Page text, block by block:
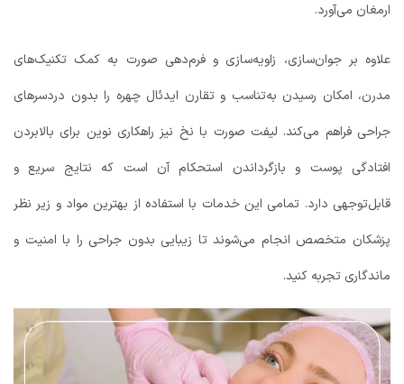
ارمغان می‌آورد.
علاوه بر جوان‌سازی، زاویه‌سازی و فرم‌دهی صورت به کمک تکنیک‌های
مدرن، امکان رسیدن به‌تناسب و تقارن ایدئال چهره را بدون دردسرهای
جراحی فراهم می‌کند. لیفت صورت با نخ نیز راهکاری نوین برای بالابردن
افتادگی پوست و بازگرداندن استحکام آن است که نتایج سریع و
قابل‌توجهی دارد. تمامی این خدمات با استفاده از بهترین مواد و زیر نظر
پزشکان متخصص انجام می‌شوند تا زیبایی بدون جراحی را با امنیت و
ماندگاری تجربه کنید.